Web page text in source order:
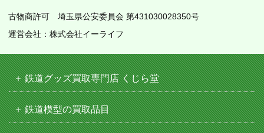
古物商許可 埼玉県公安委員会 第431030028350号
運営会社：株式会社イーライフ
鉄道グッズ買取専門店 くじら堂
鉄道模型の買取品目